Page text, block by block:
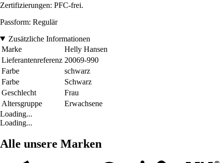
Zertifizierungen: PFC-frei.
Passform: Regulär
Zusätzliche Informationen
Marke
Helly Hansen
Lieferantenreferenz 20069-990
Farbe
schwarz
Farbe
Schwarz
Geschlecht
Frau
Altersgruppe
Erwachsene
Loading...
Loading...
Alle unsere Marken